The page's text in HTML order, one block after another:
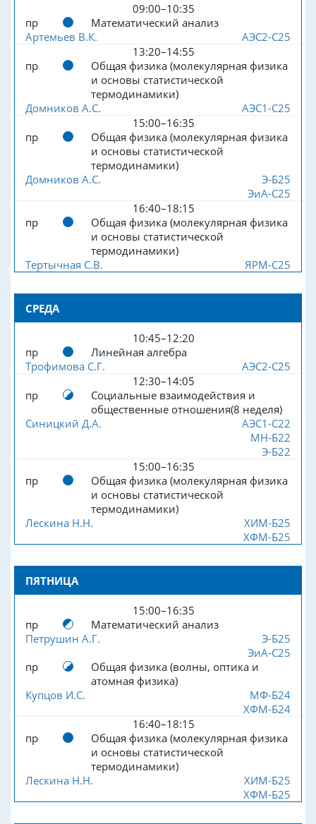
09:00–10:35
пр
Математический анализ
Артемьев В.К.
АЭС2-С25
13:20–14:55
пр
Общая физика (молекулярная физика
и основы статистической
термодинамики)
Домников А.С.
АЭС1-С25
15:00–16:35
пр
Общая физика (молекулярная физика
и основы статистической
термодинамики)
Домников А.С.
Э-Б25
ЭиА-С25
16:40–18:15
пр
Общая физика (молекулярная физика
и основы статистической
термодинамики)
Тертычная С.В.
ЯРМ-С25
СРЕДА
10:45–12:20
пр
Линейная алгебра
Трофимова С.Г.
АЭС2-С25
12:30–14:05
пр
Социальные взаимодействия и
общественные отношения(8 неделя)
Синицкий Д.А.
АЭС1-С22
МН-Б22
Э-Б22
15:00–16:35
пр
Общая физика (молекулярная физика
и основы статистической
термодинамики)
Лескина Н.Н.
ХИМ-Б25
ХФМ-Б25
ПЯТНИЦА
15:00–16:35
пр
Математический анализ
Петрушин А.Г.
Э-Б25
ЭиА-С25
пр
Общая физика (волны, оптика и
атомная физика)
Купцов И.С.
МФ-Б24
ХФМ-Б24
16:40–18:15
пр
Общая физика (молекулярная физика
и основы статистической
термодинамики)
Лескина Н.Н.
ХИМ-Б25
ХФМ-Б25